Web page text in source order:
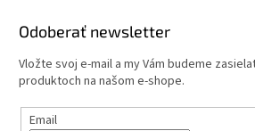
Odoberať newsletter
Vložte svoj e-mail a my Vám budeme
produktoch na našom e-shope.
Email